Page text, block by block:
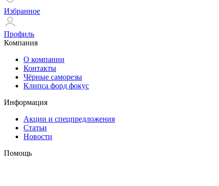
Избранное
Профиль
Компания
О компании
Контакты
Чёрные саморезы
Клипса форд фокус
Информация
Акции и спецпредложения
Статьи
Новости
Помощь